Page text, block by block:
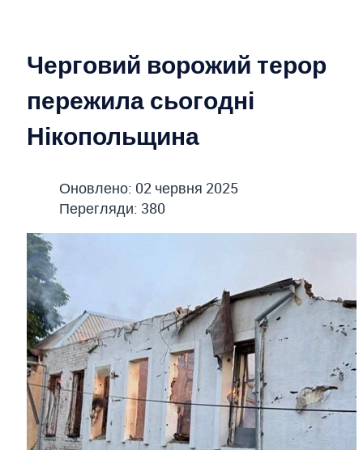
Черговий ворожий терор
пережила сьогодні
Нікопольщина
Оновлено: 02 червня 2025
Перегляди: 380